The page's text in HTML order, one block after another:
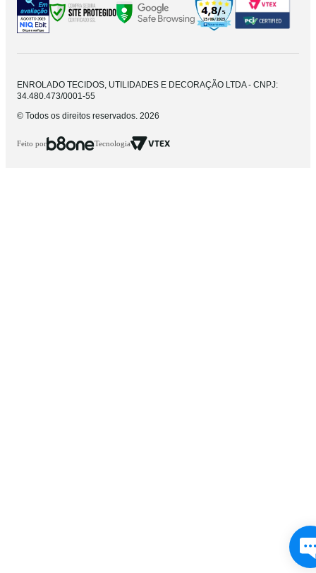
ENROLADO TECIDOS, UTILIDADES E DECORAÇÃO LTDA - CNPJ:
34.480.473/0001-55
© Todos os direitos reservados. 2026
Feito por Tecnologia